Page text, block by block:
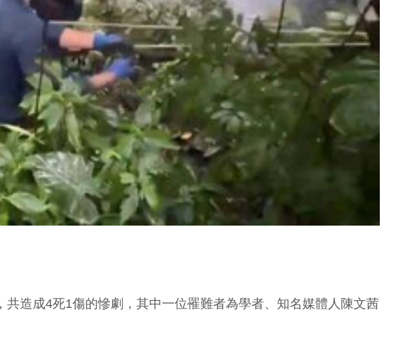
造成4死1傷的慘劇，其中一位罹難者為學者、知名媒體人陳文茜